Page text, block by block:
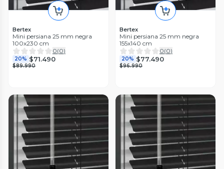
Bertex
Mini persiana 25 mm negra
100x230 cm
0(0)
20% $71.490
$89.990
Bertex
Mini persiana 25 mm negra
155x140 cm
0(0)
20% $77.490
$96.990